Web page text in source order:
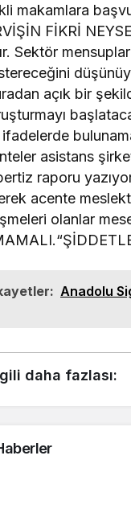
makamlara
FİKRİ
Sektör
açık bir
asistans
raporu
acente
olanlar
Anadolu
daha fazlası: